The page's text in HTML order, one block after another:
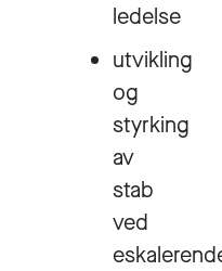
ledelse
utvikling
og
styrking
av
stab
ved